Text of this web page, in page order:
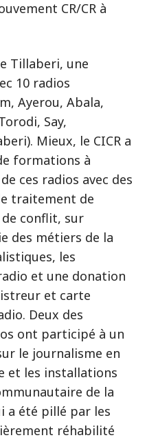
CR/CR à
Tillaberi, une
10 radios
Ayerou, Abala,
Say,
Mieux, le CICR a
formations à
ces radios avec des
traitement de
conflit, sur
des métiers de la
les
et une donation
et carte
Deux des
ont participé à un
le journalisme en
et les installations
de la
a été pillé par les
réhabilité